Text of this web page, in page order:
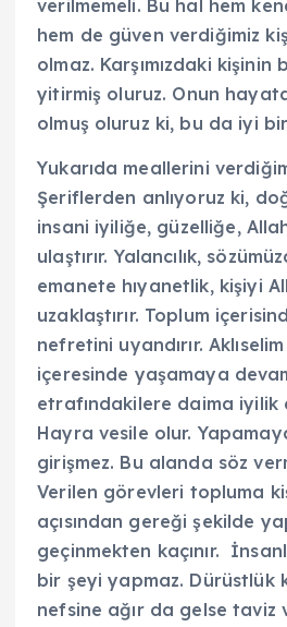
verilmemeli. Bu hal hem
hem de güven verdiğimiz
olmaz. Karşımızdaki kişinin
yitirmiş oluruz. Onun
olmuş oluruz ki, bu da iyi
Yukarıda meallerini
Şeriflerden anlıyoruz ki,
insani iyiliğe, güzelliğe,
ulaştırır. Yalancılık,
emanete hıyanetlik, kişiyi
uzaklaştırır. Toplum
nefretini uyandırır.
içeresinde yaşamaya
etrafındakilere daima iyilik
Hayra vesile olur.
girişmez. Bu alanda söz
Verilen görevleri topluma
açısından gereği şekilde
geçinmekten kaçınır.
bir şeyi yapmaz. Dürüstlük
nefsine ağır da gelse taviz